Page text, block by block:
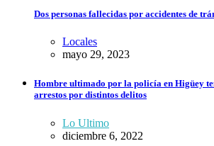
Dos personas fallecidas por accidentes de
Locales
mayo 29, 2023
Hombre ultimado por la policía en Higüey
arrestos por distintos delitos
Lo Ultimo
diciembre 6, 2022